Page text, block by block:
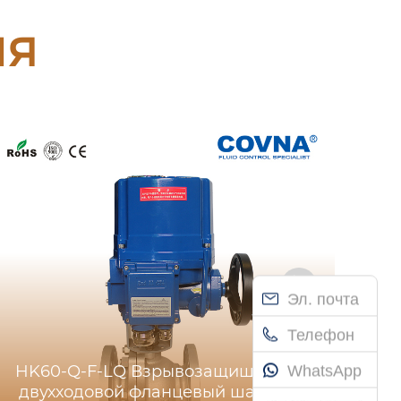
Эл. почта
Телефон
WhatsApp
HK60-Q-F-LQ Взрывозащищенный
двухходовой фланцевый шаровой